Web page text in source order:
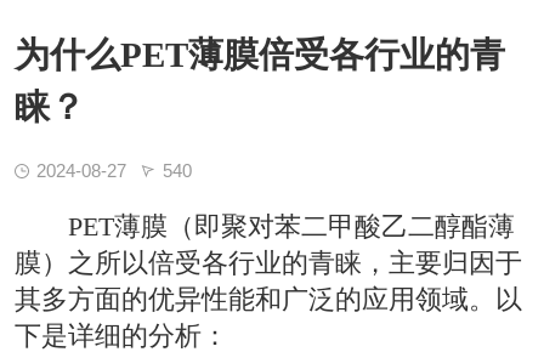
为什么PET薄膜倍受各行业的青
睐？
2024-08-27 540
PET薄膜（即聚对苯二甲酸乙二醇酯薄
膜）之所以倍受各行业的青睐，主要归因于
其多方面的优异性能和广泛的应用领域。以
下是详细的分析：